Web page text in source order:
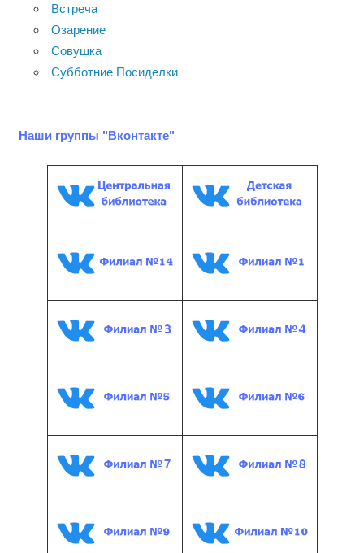
Встреча
Озарение
Совушка
Субботние Посиделки
Наши группы "Вконтакте"